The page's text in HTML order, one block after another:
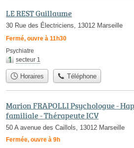
LE REST Guillaume
30 Rue des Électriciens, 13012 Marseille
Fermé, ouvre à 11h30
Psychiatre
secteur 1
Horaires Téléphone
Marion FRAPOLLI Psychologue -
familiale - Thérapeute ICV
50 A avenue des Caillols, 13012 Marseille
Fermée, ouvre à 9h